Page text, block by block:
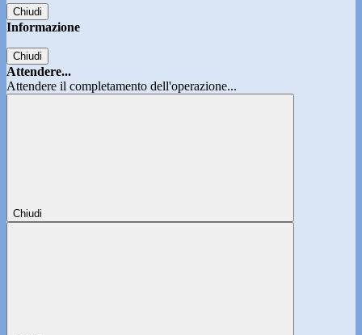
Chiudi
Informazione
Chiudi
Attendere...
Attendere il completamento dell'operazione...
Chiudi